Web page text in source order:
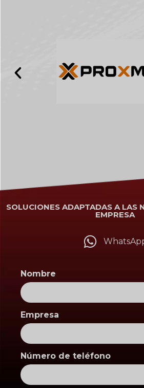
SOLUCIONES ADAPTADAS A LAS
EMPRESA
Nombre
Empresa
Número de teléfono